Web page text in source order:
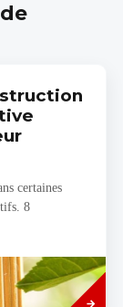
certaines
8
Savoir
plus